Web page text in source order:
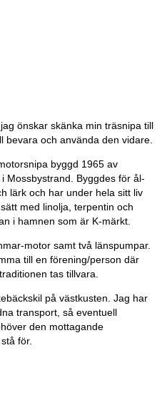
önskar skänka min träsnipa till
bevara och använda den vidare.
byggd 1965 av
Mossbystrand. Byggdes för ål-
lärk och har under hela sitt liv
med linolja, terpentin och
i hamnen som är K-märkt.
motor samt två länspumpar.
till en förening/person där
tas tillvara.
på västkusten. Jag har
transport, så eventuell
den mottagande
för.